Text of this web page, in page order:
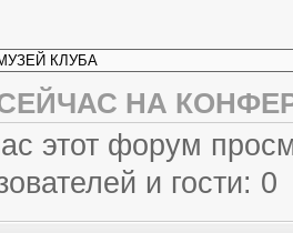
НА
этот форум
и гости: 0